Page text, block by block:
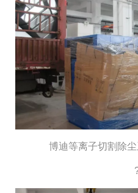
博迪等离子切割除